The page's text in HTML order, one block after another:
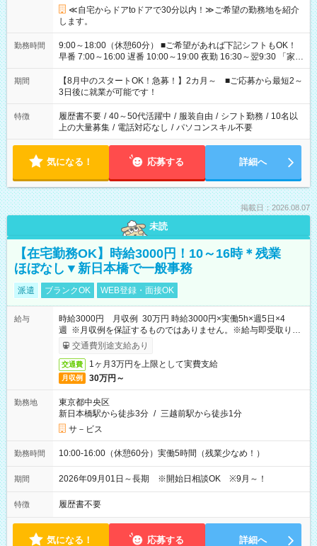
≪自宅からドアtoドアで30分以内！≫ご希望の勤務地を紹介
します。
勤務時間
9:00～18:00（休憩60分） ■ご希望があれば下記シフトもOK！
早番 7:00～16:00 遅番 10:00～19:00 夜勤 16:30～翌9:30 「家族
と休みを合わせたい」 「余裕を持って夕飯の準備がしたい」
「できれば残業はしたくない」 など、ご希望を教えてください
ね。 ※Wワーク希望の方へ 今ご覧のお仕事で希望する勤務時間
と、もう1つのお仕事の勤務時間。 合計で週40時間を超える場
合は応募できません。
期間
【8月中のスタートOK！急募！】2カ月～ ■ご応募から最短2～
3日後に就業が可能です！
特徴 履歴書不要 / 40～50代活躍中 / 服装自由 / シフト勤務 / 10名以
上の大量募集 / 電話対応なし / パソコンスキル不要
気になる！ 応募する 詳細へ
掲載日：2026.08.07
未読
【在宅勤務OK】時給3000円！10～16時＊残業
ほぼなし▼新日本橋で一般事務
派遣 ブランクOK WEB登録・面接OK
給与
時給3000円 月収例 30万円 時給3000円×実働5h×週5日×4
週 ※月収例を保証するものではありません。※給与即受取りサ
ービス利用可（利用条件有）
交通費別途支給あり
交通費 1ヶ月3万円を上限として実費支給
月収例 30万円～
勤務地
東京都中央区
新日本橋駅から徒歩3分 / 三越前駅から徒歩1分
サ－ビス
勤務時間 10:00-16:00（休憩60分）実働5時間（残業少なめ！）
期間 2026年09月01日～長期 ※開始日相談OK ※9月～！
特徴 履歴書不要
気になる！ 応募する 詳細へ